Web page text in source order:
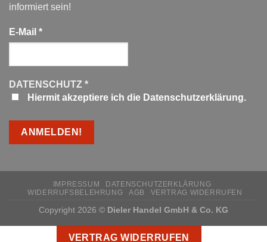
informiert sein!
E-Mail *
DATENSCHUTZ *
Hiermit akzeptiere ich die Datenschutzerklärung.
IMPRESSUM
DATENSCHUTZERKLÄRUNG
WIDERRUFSBELEHRUNG
AGB VERTRAG WIDERRUFEN
Copyright 2026 © Dieler Handel GmbH & Co. KG
VERTRAG WIDERRUFEN